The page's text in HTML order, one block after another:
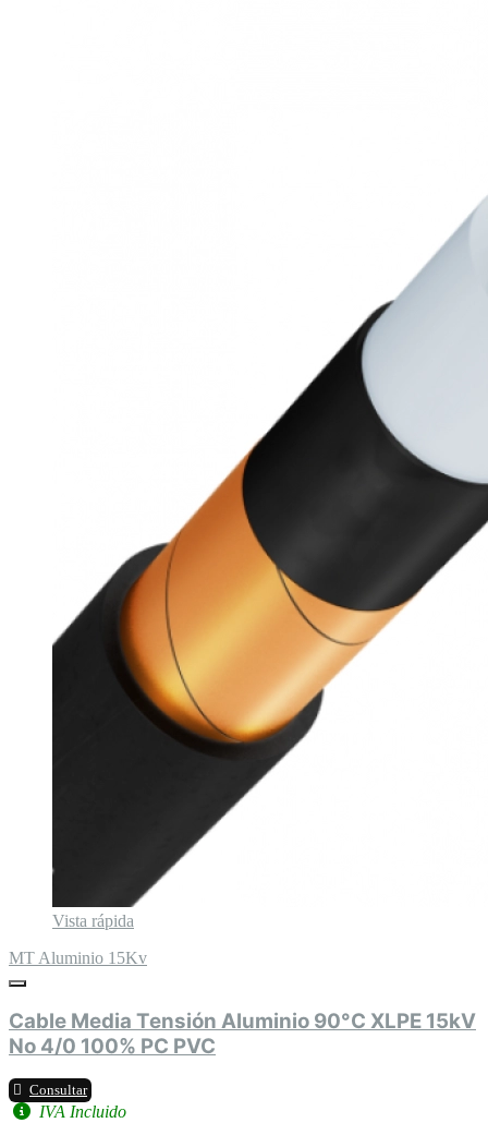
Vista rápida
MT Aluminio 15Kv
Cable Media Tensión Aluminio 90°C XLPE 15kV
No 4/0 100% PC PVC
Consultar
IVA Incluido